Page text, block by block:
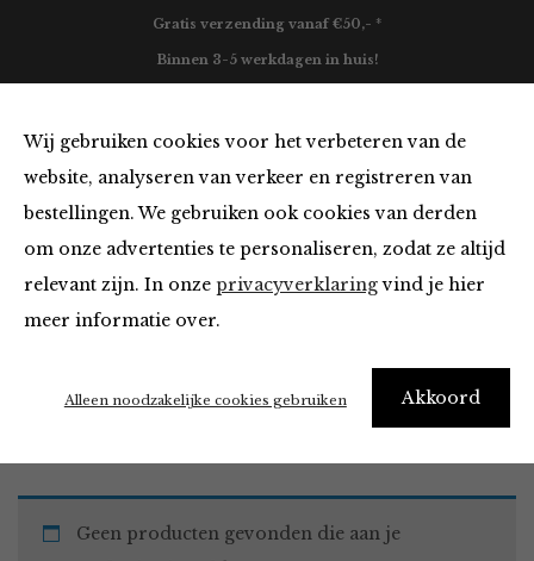
Wij gebruiken cookies voor het verbeteren van de
website, analyseren van verkeer en registreren van
bestellingen. We gebruiken ook cookies van derden
om onze advertenties te personaliseren, zodat ze altijd
relevant zijn. In onze privacyverklaringvind je hier
meer informatie over.
Akkoord
Alleen noodzakelijke cookies gebruiken
Gratis verzending vanaf €50,- *
Binnen 3-5 werkdagen in huis!
Must Haves
Home Winkel Accessoires Must Haves
Geen producten gevonden die aan je